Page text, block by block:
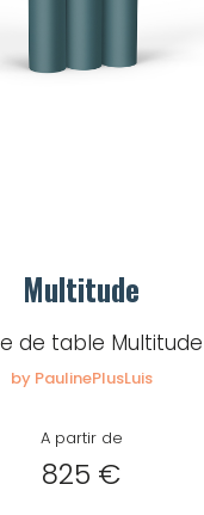
Multitude
de table
by PaulinePlusLuis
A partir de
825 €